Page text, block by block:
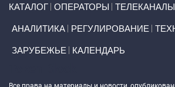
КАТАЛОГ ОПЕРАТОРЫ ТЕЛЕКАНАЛЫ
АНАЛИТИКА РЕГУЛИРОВАНИЕ
ЗАРУБЕЖЬЕ КАЛЕНДАРЬ